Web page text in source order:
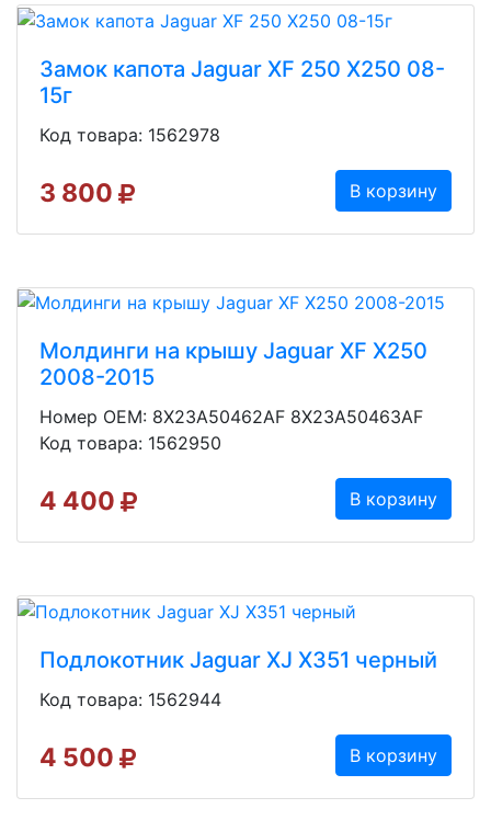
Замок капота Jaguar XF 250 X250 08-
15г
Код товара: 1562978
3 800 В корзину
Молдинги на крышу Jaguar XF X250
2008-2015
Номер OEM: 8X23A50462AF 8X23A50463AF
Код товара: 1562950
4 400 В корзину
Подлокотник Jaguar XJ X351 черный
Код товара: 1562944
4 500 В корзину